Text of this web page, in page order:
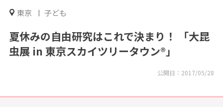
東京 子ども
夏休みの自由研究はこれで決まり！ 「大昆
虫展 in 東京スカイツリータウン®」
公開日： 2017/05/28